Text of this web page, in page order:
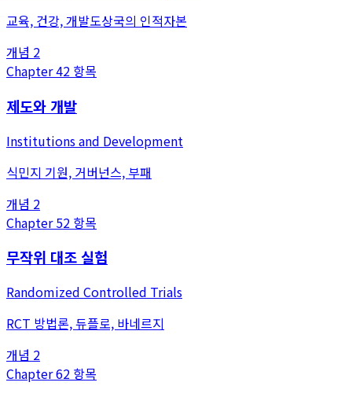
교육, 건강, 개발도상국의 인적자본
개념 2
Chapter42 항목
제도와 개발
Institutions and Development
식민지 기원, 거버넌스, 부패
개념 2
Chapter52 항목
무작위 대조 실험
Randomized Controlled Trials
RCT 방법론, 듀플로, 바네르지
개념 2
Chapter62 항목